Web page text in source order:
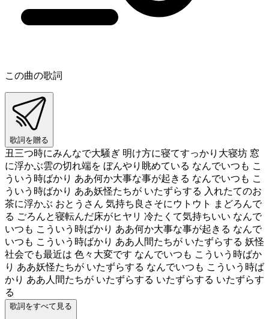
この曲の歌詞
歌詞を贈る
丑三つ時にみんなで大騒ぎ 明け方に寝てすっかり大寝坊 窓
に浮かぶ雲の切れ端を ぼんやり眺めている なんでいつも こ
ういう時ばかり ああ何か大事な事が起きる なんでいつも こ
ういう時ばかり ああ妖怪たちが いたずらする 入れたてのお
茶に浮かぶ おとうさん 気持ち良さそにウトウト まどろんで
る ごろんと寝転んだ床がヒヤリ 冷たくて気持ちいい なんで
いつも こういう時ばかり ああ何か大事な事が起きる なんで
いつも こういう時ばかり ああ人間たちが いたずらする 妖怪
社会でも最近は 色々大変です なんでいつも こういう時ばか
り ああ妖怪たちが いたずらする なんでいつも こういう時ば
かり ああ人間たちが いたずらする いたずらする いたずらす
る
歌詞をすべて見る